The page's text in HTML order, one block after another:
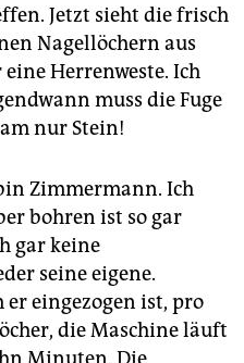
Jetzt sieht die frisch
Nagellöchern aus
Herrenweste. Ich
muss die Fuge
nur Stein!
Zimmermann. Ich
bohren ist so gar
gar keine
seine eigene.
eingezogen ist, pro
die Maschine läuft